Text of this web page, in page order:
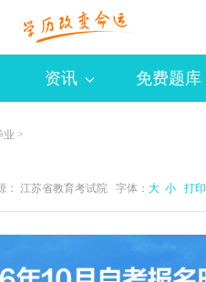
资讯 免费题库
业 >
： 江苏省教育考试院 字体： 大 小 打印